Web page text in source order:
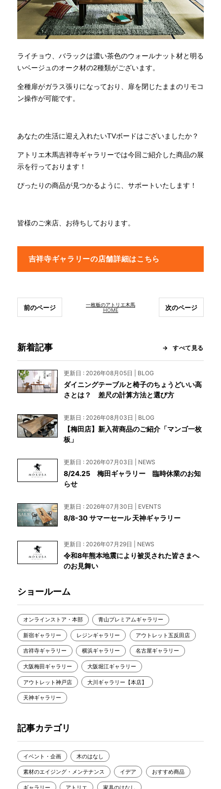
ライチョウ、バラックは濃い茶色のウォールナット材と明る
いベージュのオーク材の2種類がございます。
全種扉がガラス張りになっており、扉を閉じたままのリモコ
ン操作が可能です。
あなたの生活に迎え入れたいTVボードはございましたか？
アトリエ木馬吉祥寺ギャラリーでは今回ご紹介した商品の展
示を行っております！
ぴったりの商品が見つかるように、サポートいたします！
皆様のご来店、お待ちしております。
吉祥寺ギャラリーの店舗詳細はこちら
一枚板のアトリエ木馬
HOME
前のページ 次のページ
新着記事 すべて見る
更新日 : 2026年08月05日 | BLOG
ダイニングテーブルと椅子のちょうどいい高
さとは？ 差尺の計算方法と選び方
更新日 : 2026年08月03日 | BLOG
【梅田店】新入荷商品のご紹介「マンゴ一枚
板」
更新日 : 2026年07月03日 | NEWS
8/24.25 梅田ギャラリー 臨時休業のお知
らせ
更新日 : 2026年07月30日 | EVENTS
8/8-30 サマーセール 天神ギャラリー
更新日 : 2026年07月29日 | NEWS
令和8年熊本地震により被災された皆さまへ
のお見舞い
ショールーム
オンラインストア・本部 青山プレミアムギャラリー
新宿ギャラリー レジンギャラリー アウトレット五反田店
吉祥寺ギャラリー 横浜ギャラリー 名古屋ギャラリー
大阪梅田ギャラリー 大阪堀江ギャラリー
アウトレット神戸店 大川ギャラリー【本店】
天神ギャラリー
記事カテゴリ
イベント・企画 木のはなし
素材のエイジング・メンテナンス イデア おすすめ商品
ギャラリー アトリエ 家具のはなし